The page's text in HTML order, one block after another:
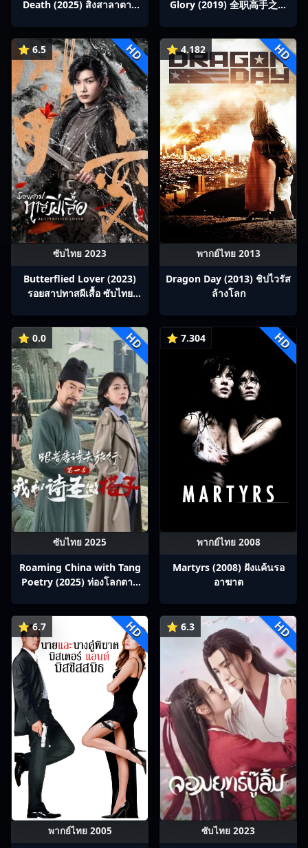
Death (2025) สิงสาลาตาย
Glory (2019) 全职高手之巅
⭐ 6.5 HD
ซับไทย 2023
Butterflied Lover (2023)
รอยสาปทาสผีเสื้อ ซับไทย
⭐ 4.182 HD
พากย์ไทย 2013
Dragon Day (2013) ชิปไวรัส
ล้างโลก
⭐ 0.0 HD
ซับไทย 2025
Roaming China with Tang
Poetry (2025) ท่องโลกตาม
⭐ 7.304 HD
พากย์ไทย 2008
Martyrs (2008) ฝังแค้นรอ
อาฆาต
⭐ 6.7 HD
พากย์ไทย 2005
⭐ 6.3 HD
ซับไทย 2023